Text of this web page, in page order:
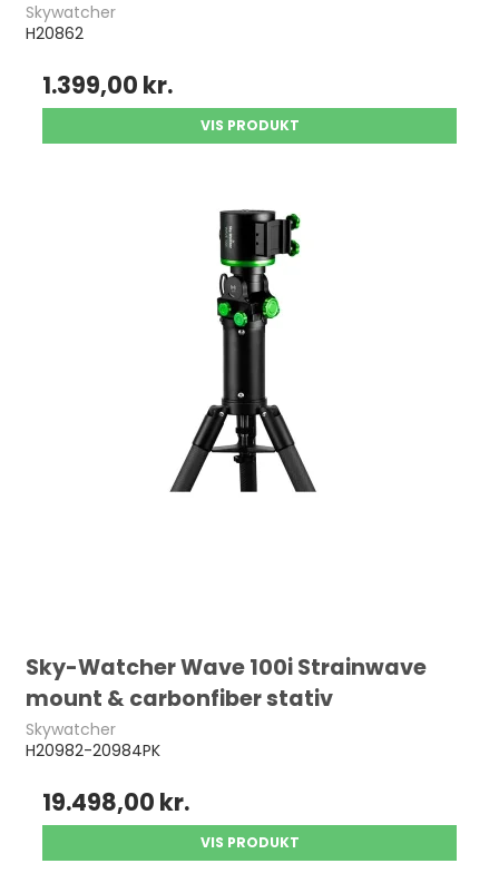
Skywatcher
H20862
1.399,00 kr.
VIS PRODUKT
Sky-Watcher Wave 100i Strainwave
mount & carbonfiber stativ
Skywatcher
H20982-20984PK
19.498,00 kr.
VIS PRODUKT